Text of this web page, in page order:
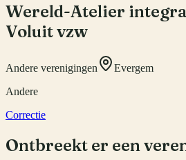
Wereld-Atelier
Voluit vzw
Andere verenigingen
Evergem
Andere
Correctie
Ontbreekt er een